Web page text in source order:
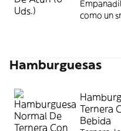
como un
Hamburguesas
Ternera
Bebida